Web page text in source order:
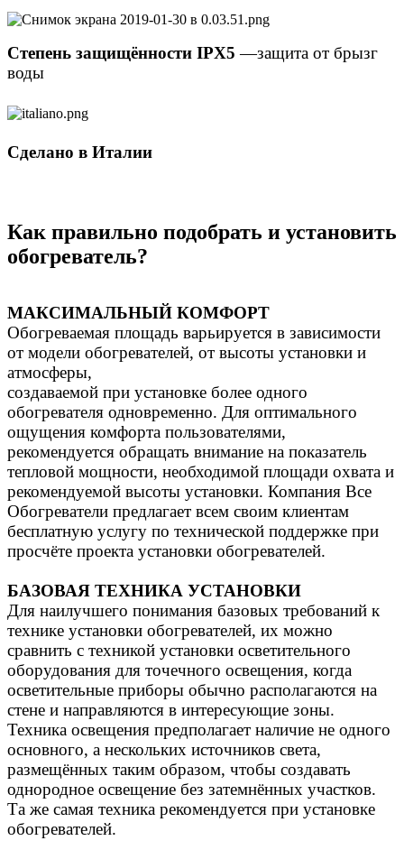
Степень защищённости IPX5—защита от брызг
воды
Сделано в Италии
Как правильно подобрать и установить
обогреватель?
МАКСИМАЛЬНЫЙ КОМФОРТ
Обогреваемая площадь варьируется в зависимости
от модели обогревателей, от высоты установки и
атмосферы,
создаваемой при установке более одного
обогревателя одновременно. Для оптимального
ощущения комфорта пользователями,
рекомендуется обращать внимание на показатель
тепловой мощности, необходимой площади охвата и
рекомендуемой высоты установки. Компания Все
Обогреватели предлагает всем своим клиентам
бесплатную услугу по технической поддержке при
просчёте проекта установки обогревателей.
БАЗОВАЯ ТЕХНИКА УСТАНОВКИ
Для наилучшего понимания базовых требований к
технике установки обогревателей, их можно
сравнить с техникой установки осветительного
оборудования для точечного освещения, когда
осветительные приборы обычно располагаются на
стене и направляются в интересующие зоны.
Техника освещения предполагает наличие не одного
основного, а нескольких источников света,
размещённых таким образом, чтобы создавать
однородное освещение без затемнённых участков.
Та же самая техника рекомендуется при установке
обогревателей.